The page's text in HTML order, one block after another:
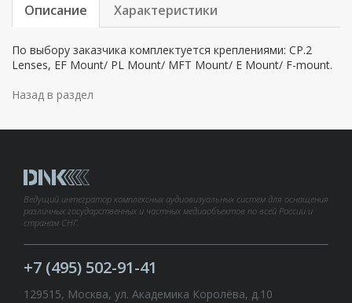
Описание Характеристики
По выбору заказчика комплектуется креплениями: CP.2
Lenses, EF Mount/ PL Mount/ MFT Mount/ E Mount/ F-mount.
Назад в раздел
Ведущий интегратор комплексных аудиовизуальных систем для оснащения
различных государственных и частных медиаобъектов по всей России и
странам СНГ.
+7 (495) 502-91-41
129515, Москва, ул. Академика Королёва, д.10